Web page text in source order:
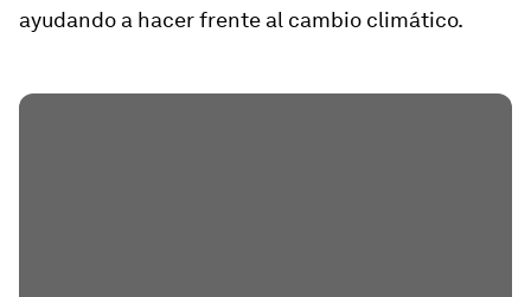
ayudando a hacer frente al cambio climático.